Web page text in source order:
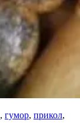
, гумор, прикол,